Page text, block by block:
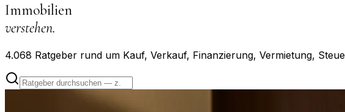
Immobilien
verstehen.
4.068 Ratgeber rund um Kauf, Verkauf, Finanzierung, Vermietung,